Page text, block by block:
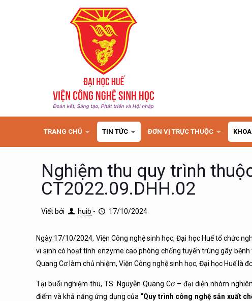
TRANG CHỦ TIN TỨC ĐƠN VỊ TRỰC THUỘC
Nghiệm thu quy trình
CT2022.09.DHH.02
Viết bởi huib - 17/10/2024
Ngày 17/10/2024, Viện Công nghệ sinh học, Đại học Huế tổ chức
vi sinh có hoạt tính enzyme cao phòng chống tuyến trùng gây bệnh
Quang Cơ làm chủ nhiệm, Viện Công nghệ sinh học, Đại học Huế là
Tại buổi nghiệm thu, TS. Nguyễn Quang Cơ – đại diện nhóm
điểm và khả năng ứng dụng của “Quy trình công nghệ sản xuất